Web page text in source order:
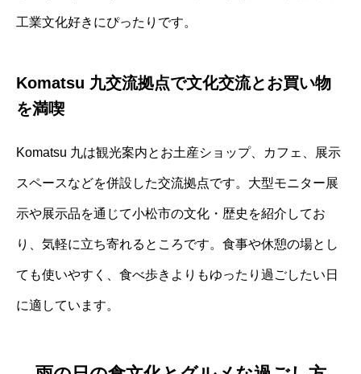
工業文化好きにぴったりです。
Komatsu 九交流拠点で文化交流とお買い物
を満喫
Komatsu 九は観光案内とお土産ショップ、カフェ、展示
スペースなどを併設した交流拠点です。大型モニター展
示や展示品を通じて小松市の文化・歴史を紹介してお
り、気軽に立ち寄れるところです。食事や休憩の場とし
ても使いやすく、食べ歩きよりもゆったり過ごしたい日
に適しています。